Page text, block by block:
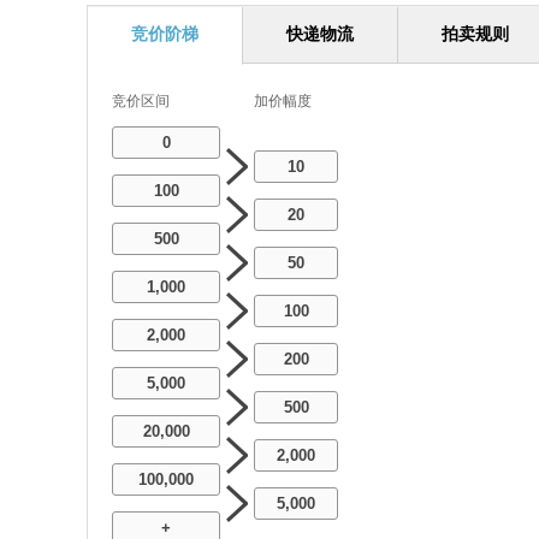
竞价阶梯 快递物流 拍卖规则
竞价区间 加价幅度
0
10
100
20
500
50
1,000
100
2,000
200
5,000
500
20,000
2,000
100,000
5,000
+